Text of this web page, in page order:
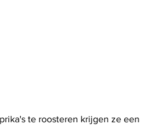
te roosteren krijgen ze een